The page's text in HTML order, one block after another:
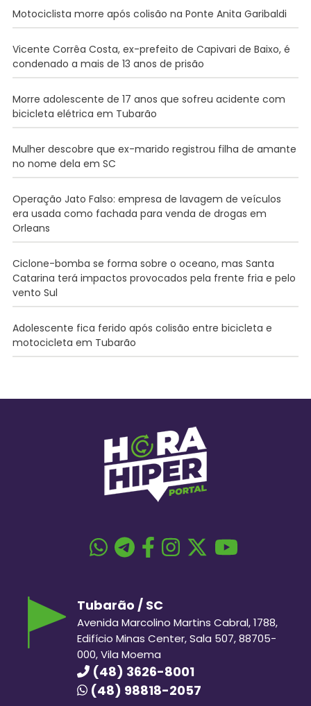
Motociclista morre após colisão na Ponte Anita Garibaldi
Vicente Corrêa Costa, ex-prefeito de Capivari de Baixo, é
condenado a mais de 13 anos de prisão
Morre adolescente de 17 anos que sofreu acidente com
bicicleta elétrica em Tubarão
Mulher descobre que ex-marido registrou filha de amante
no nome dela em SC
Operação Jato Falso: empresa de lavagem de veículos
era usada como fachada para venda de drogas em
Orleans
Ciclone-bomba se forma sobre o oceano, mas Santa
Catarina terá impactos provocados pela frente fria e pelo
vento Sul
Adolescente fica ferido após colisão entre bicicleta e
motocicleta em Tubarão
Tubarão / SC
Avenida Marcolino Martins Cabral, 1788,
Edifício Minas Center, Sala 507, 88705-
000, Vila Moema
(48) 3626-8001
(48) 98818-2057